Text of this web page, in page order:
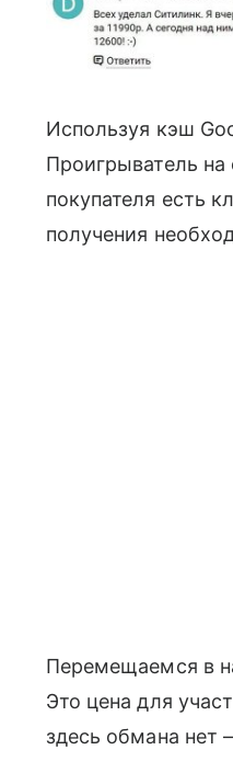
Используя кэш
Проигрыватель
покупателя есть
получения
Перемещаемся в
Это цена для
здесь обмана нет